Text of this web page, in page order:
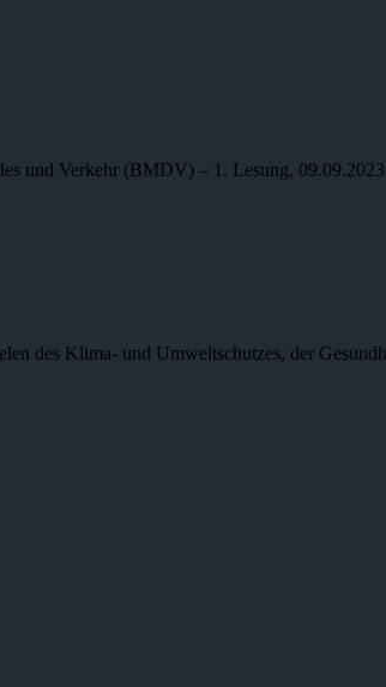
und Verkehr (BMDV) – 1. Lesung, 09.09.2023
des Klima- und Umweltschutzes, der